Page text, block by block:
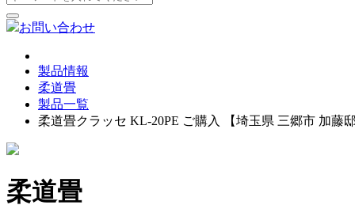
お問い合わせ
製品情報
柔道畳
製品一覧
柔道畳クラッセ KL-20PE ご購入 【埼玉県 三郷市 加藤
柔道畳